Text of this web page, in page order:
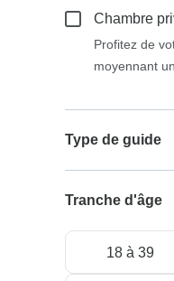
Chambre
Profitez de
moyennant
Type de guide
Tranche d'âge
18 à 39